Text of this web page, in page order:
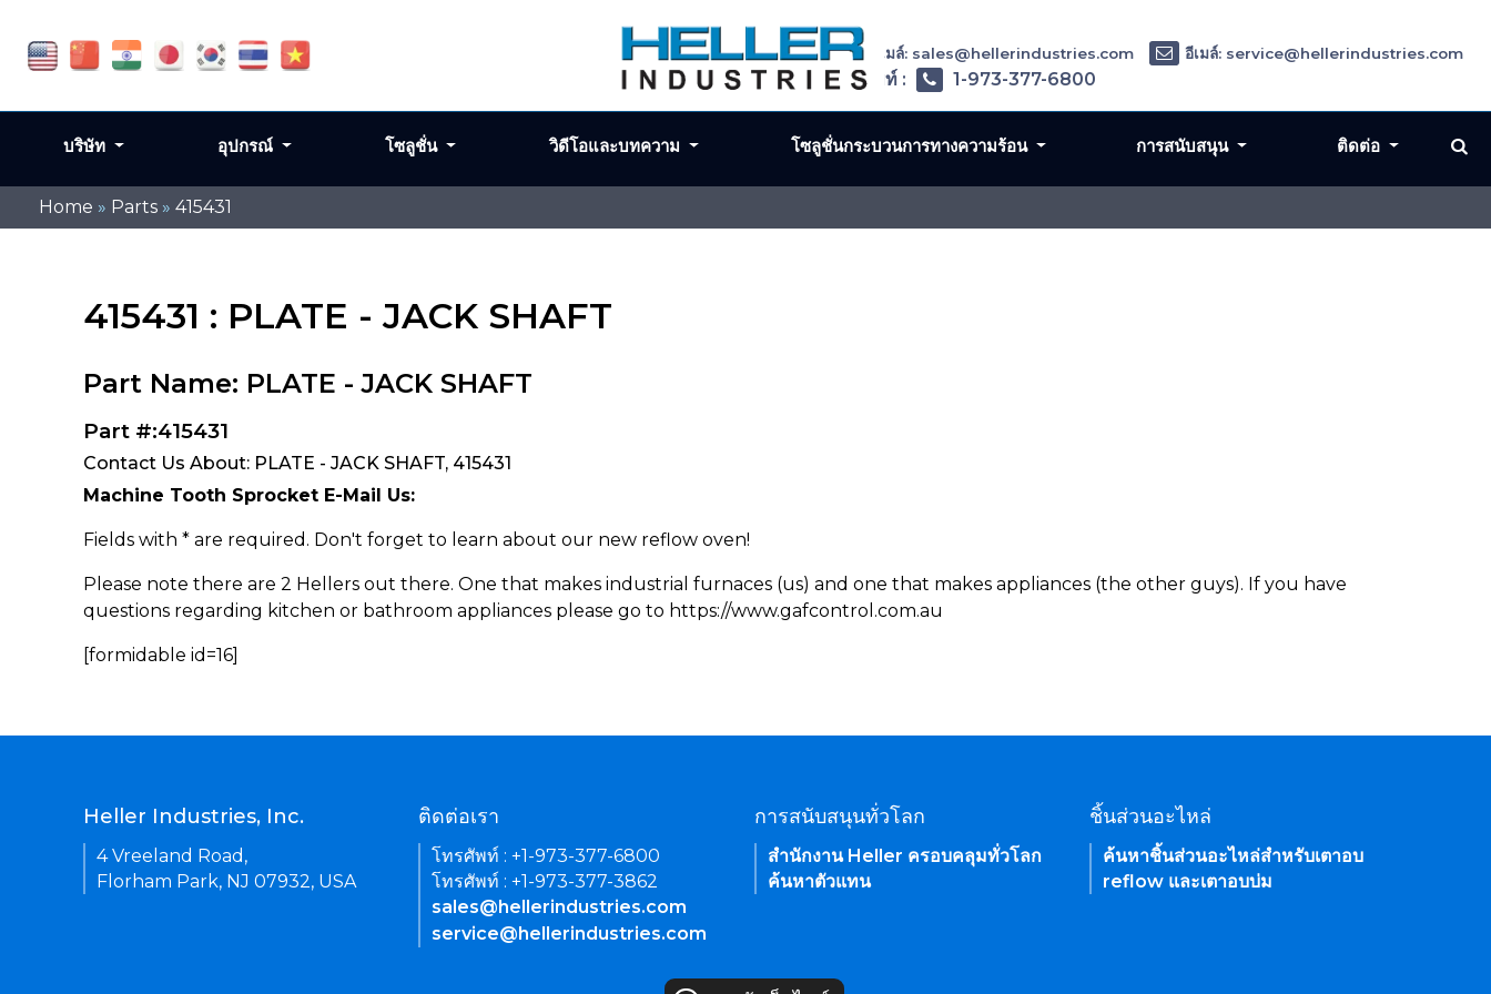
Home » Parts » 415431
415431 : PLATE - JACK SHAFT
Part Name: PLATE - JACK SHAFT
Part #:415431
Contact Us About: PLATE - JACK SHAFT, 415431
Machine Tooth Sprocket E-Mail Us:
Fields with * are required. Don't forget to learn about our new reflow oven!
Please note there are 2 Hellers out there. One that makes industrial furnaces (us) and one that makes appliances (the other guys). If you have
questions regarding kitchen or bathroom appliances please go to https://www.gafcontrol.com.au
[formidable id=16]
อีเมล์: sales@hellerindustries.com อีเมล์: service@hellerindustries.com
โทรศัพท์ : 1-973-377-6800
บริษัท อุปกรณ์ โซลูชั่น วิดีโอและบทความ โซลูชั่นกระบวนการทางความร้อน การสนับสนุน ติดต่อ
Heller Industries, Inc.
4 Vreeland Road,
Florham Park, NJ 07932, USA
ติดต่อเรา
โทรศัพท์ : +1-973-377-6800
โทรศัพท์ : +1-973-377-3862
sales@hellerindustries.com
service@hellerindustries.com
การสนับสนุนทั่วโลก
สำนักงาน Heller ครอบคลุมทั่วโลก
ค้นหาตัวแทน
ชิ้นส่วนอะไหล่
ค้นหาชิ้นส่วนอะไหล่สำหรับเตาอบ
reflow และเตาอบบ่ม